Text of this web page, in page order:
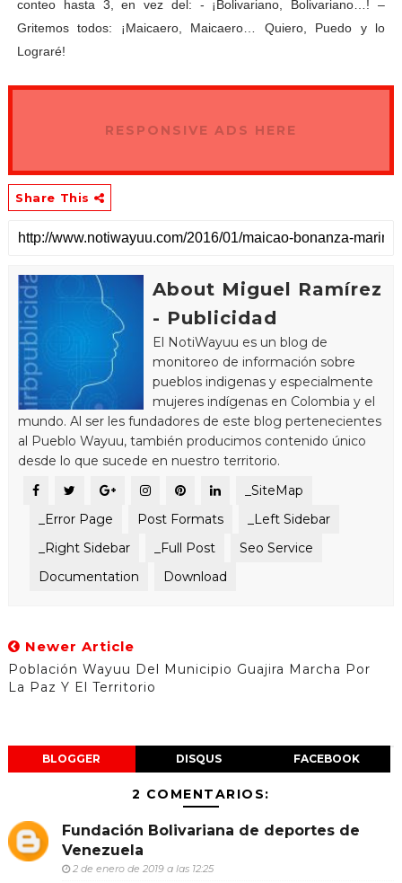
conteo hasta 3, en vez del: - ¡Bolivariano, Bolivariano…! –
Gritemos todos: ¡Maicaero, Maicaero… Quiero, Puedo y lo
Lograré!
RESPONSIVE ADS HERE
Share This
About Miguel Ramírez
- Publicidad
El NotiWayuu es un blog de
monitoreo de información sobre
pueblos indigenas y especialmente
mujeres indígenas en Colombia y el
mundo. Al ser les fundadores de este blog pertenecientes
al Pueblo Wayuu, también producimos contenido único
desde lo que sucede en nuestro territorio.
_SiteMap
_Error Page
Post Formats
_Left Sidebar
_Right Sidebar
_Full Post
Seo Service
Documentation
Download
Newer Article
Población Wayuu Del Municipio Guajira Marcha Por
La Paz Y El Territorio
BLOGGER DISQUS FACEBOOK
2 COMENTARIOS:
Fundación Bolivariana de deportes de
Venezuela
2 de enero de 2019 a las 12:25